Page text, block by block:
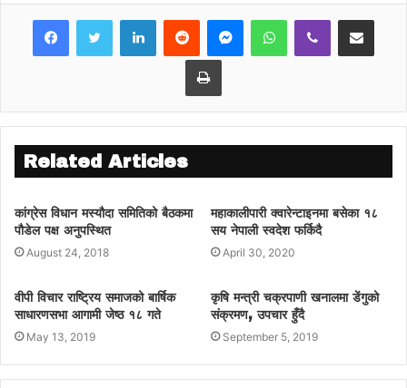
१५ घर जोखिममा परेका छन् । सर्वसाधरणहरू
नजिकैको विद्यालयमा आश्रय लिएर बसेका छन् ।
LinkedInReddit MessengerWhatsAppViber Share via Email
Print
Related Articles
कांग्रेस विधान मस्यौदा समितिको बैठकमा
पौडेल पक्ष अनुपस्थित
August 24, 2018
महाकालीपारी क्वारेन्टाइनमा बसेका १८
सय नेपाली स्वदेश फर्किदै
April 30, 2020
वीपी विचार राष्ट्रिय समाजको बार्षिक
साधारणसभा आगामी जेष्ठ १८ गते
May 13, 2019
कृषि मन्त्री चक्रपाणी खनालमा डेंगुको
संक्रमण, उपचार हुँदै
September 5, 2019